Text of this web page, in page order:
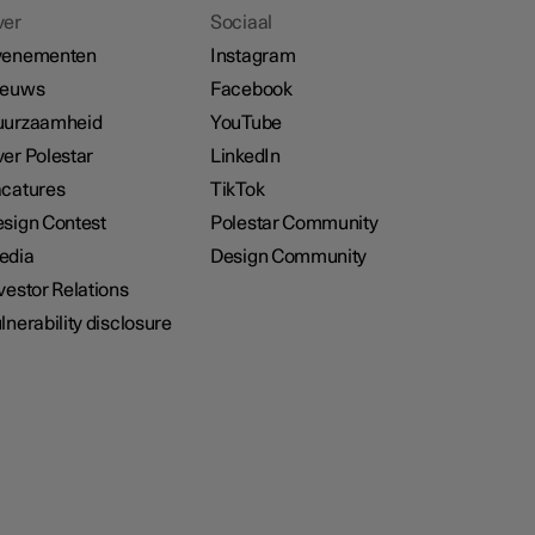
Polestar
Contest
Relations
disclosure
Sociaal
Instagram
Facebook
YouTube
LinkedIn
TikTok
Polestar Community
Design Community